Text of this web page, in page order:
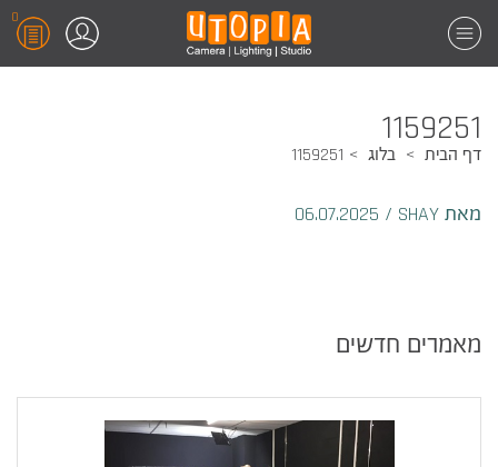
0
1159251
דף הבית בלוג 1159251
מאת SHAY /
מאמרים חדשים